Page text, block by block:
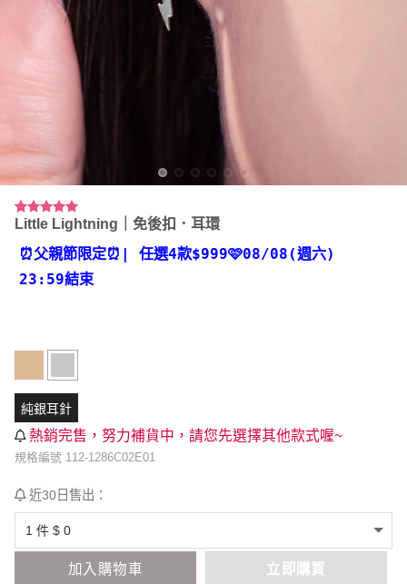
評分5.00
3
位顧客進行
評分
Little Lightning｜免後扣．耳環
⏰父親節限定⏰ | 任選4款$999🩷08/08(週六)
23:59結束
純銀耳針
熱銷完售，努力補貨中，請您先選擇其他款式喔~
規格編號 112-1286C02E01
近30日售出：
加入購物車 立即購買